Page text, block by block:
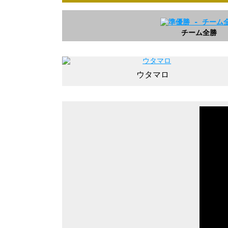
チーム全勝
ウタマロ